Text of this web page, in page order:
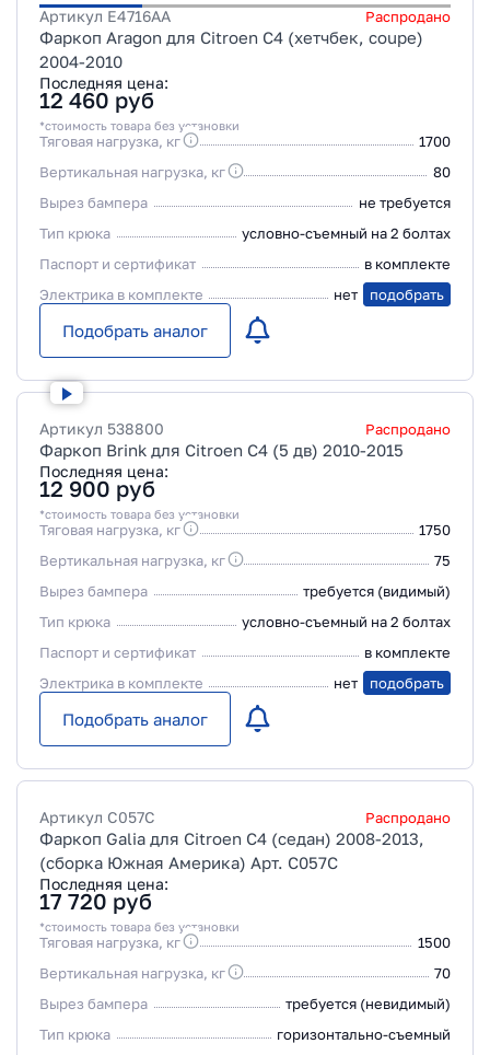
Артикул E4716AA Распродано
Фаркоп Aragon для Citroen C4 (хетчбек, coupe)
2004-2010
Последняя цена:
12 460 руб
*стоимость товара без установки
Тяговая нагрузка, кг
1700
Вертикальная нагрузка, кг
80
Вырез бампера
не требуется
Тип крюка
условно-съемный на 2 болтах
Паспорт и сертификат
в комплекте
Электрика в комплекте
нет подобрать
Подобрать аналог
Артикул 538800 Распродано
Фаркоп Brink для Citroen C4 (5 дв) 2010-2015
Последняя цена:
12 900 руб
*стоимость товара без установки
Тяговая нагрузка, кг
1750
Вертикальная нагрузка, кг
75
Вырез бампера
требуется (видимый)
Тип крюка
условно-съемный на 2 болтах
Паспорт и сертификат
в комплекте
Электрика в комплекте
нет подобрать
Подобрать аналог
Артикул C057C Распродано
Фаркоп Galia для Citroen C4 (седан) 2008-2013,
(сборка Южная Америка) Арт. C057C
Последняя цена:
17 720 руб
*стоимость товара без установки
Тяговая нагрузка, кг
1500
Вертикальная нагрузка, кг
70
Вырез бампера
требуется (невидимый)
Тип крюка
горизонтально-съемный